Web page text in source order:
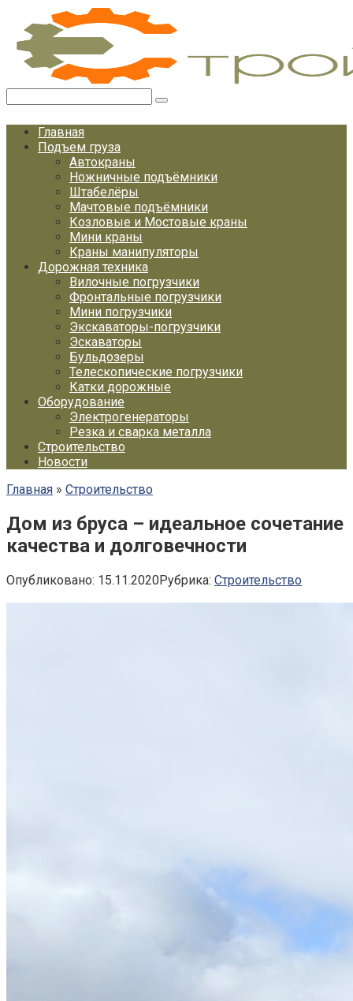
Перейти
контенту
Главная
Подъем груза
Автокраны
Ножничные подъёмники
Штабелёры
Мачтовые подъёмники
Козловые и Мостовые краны
Мини краны
Краны манипуляторы
Дорожная техника
Вилочные погрузчики
Фронтальные погрузчики
Мини погрузчики
Экскаваторы-погрузчики
Эскаваторы
Бульдозеры
Телескопические погрузчики
Катки дорожные
Оборудование
Электрогенераторы
Резка и сварка металла
Строительство
Новости
Главная » Строительство
Дом из бруса – идеальное сочетание
качества и долговечности
Опубликовано: 15.11.2020Рубрика: Строительство